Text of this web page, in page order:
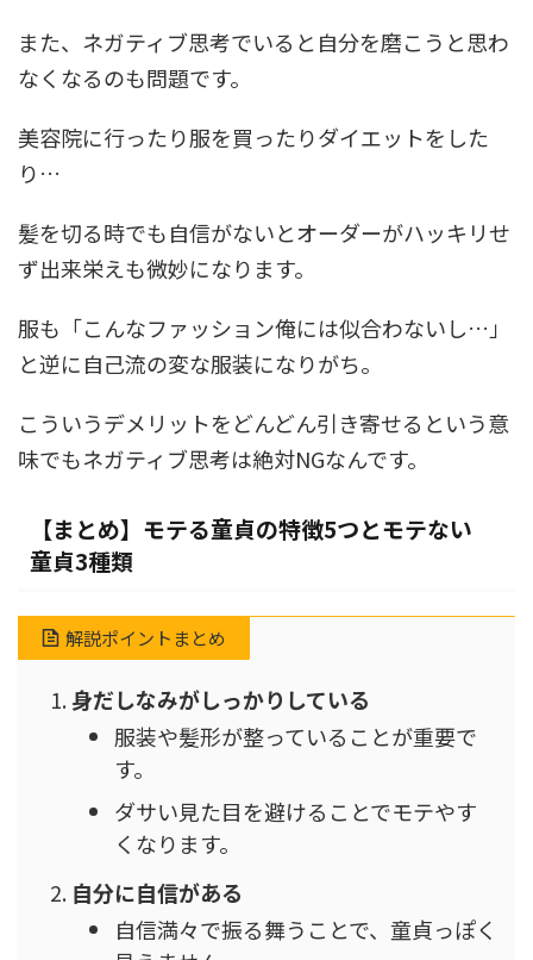
また、ネガティブ思考でいると自分を磨こうと思わ
なくなるのも問題です。
美容院に行ったり服を買ったりダイエットをした
り…
髪を切る時でも自信がないとオーダーがハッキリせ
ず出来栄えも微妙になります。
服も「こんなファッション俺には似合わないし…」
と逆に自己流の変な服装になりがち。
こういうデメリットをどんどん引き寄せるという意
味でもネガティブ思考は絶対NGなんです。
【まとめ】モテる童貞の特徴5つとモテない
童貞3種類
解説ポイントまとめ
身だしなみがしっかりしている
服装や髪形が整っていることが重要で
す。
ダサい見た目を避けることでモテやす
くなります。
自分に自信がある
自信満々で振る舞うことで、童貞っぽく